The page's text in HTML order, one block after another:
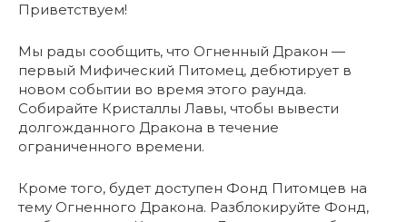
Приветствуем!
Мы рады сообщить, что Огненный Дракон —
первый Мифический Питомец, дебютирует в
новом событии во время этого раунда.
Собирайте Кристаллы Лавы, чтобы вывести
долгожданного Дракона в течение
ограниченного времени.
Кроме того, будет доступен Фонд Питомцев на
тему Огненного Дракона. Разблокируйте Фонд,